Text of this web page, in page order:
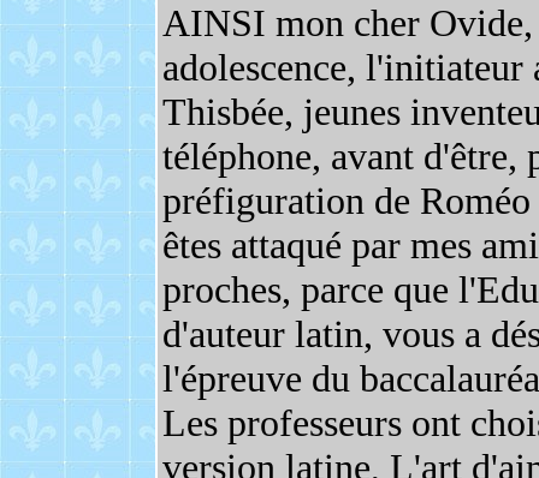
AINSI mon cher
adolescence, l'initiateur
Thisbée, jeunes
téléphone, avant d'être,
préfiguration de
êtes attaqué par mes
proches, parce que
d'auteur latin, vous a
l'épreuve du
Les professeurs ont
version latine, L'art